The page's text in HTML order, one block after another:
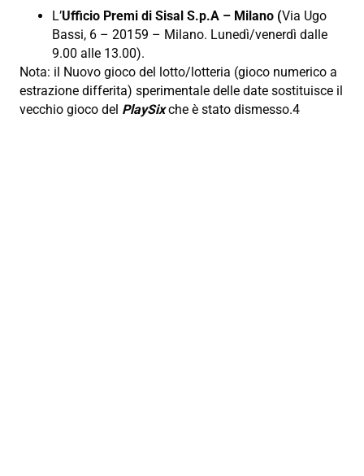
L’Ufficio Premi di Sisal S.p.A – Milano (Via Ugo
Bassi, 6 – 20159 – Milano. Lunedì/venerdì dalle
9.00 alle 13.00).
Nota: il Nuovo gioco del lotto/lotteria (gioco numerico a
estrazione differita) sperimentale delle date sostituisce il
vecchio gioco del PlaySixche è stato dismesso.4